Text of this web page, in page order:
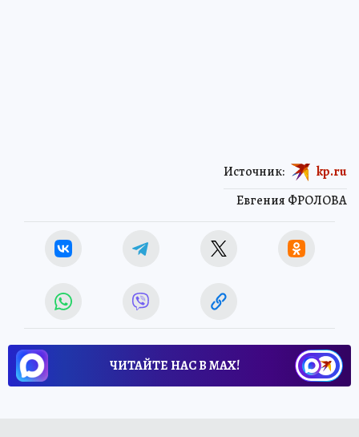
Евгения ФРОЛОВА
Источник: kp.ru
ЧИТАЙТЕ НАС В МАХ!